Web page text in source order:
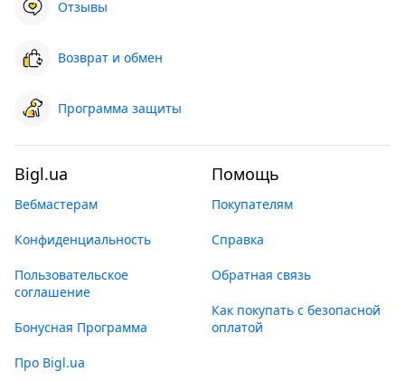
Отзывы
Возврат и обмен
Программа защиты
Bigl.ua
Вебмастерам
Конфиденциальность
Пользовательское
соглашение
Бонусная Программа
Про Bigl.ua
Помощь
Покупателям
Справка
Обратная связь
Как покупать с безопасной
оплатой